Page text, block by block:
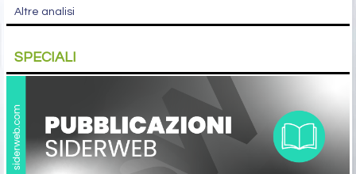
Altre analisi
SPECIALI